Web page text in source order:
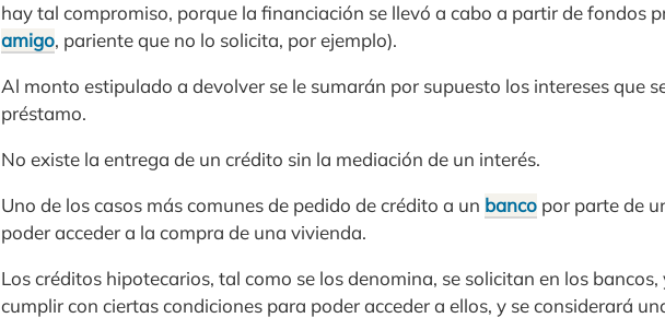
hay tal compromiso, porque la financiación se llevó a cabo a partir de fondos
amigo, pariente que no lo solicita, por ejemplo).
Al monto estipulado a devolver se le sumarán por supuesto los intereses que
préstamo.
No existe la entrega de un crédito sin la mediación de un interés.
Uno de los casos más comunes de pedido de crédito a un banco por parte de
poder acceder a la compra de una vivienda.
Los créditos hipotecarios, tal como se los denomina, se solicitan en los
cumplir con ciertas condiciones para poder acceder a ellos, y se considerará